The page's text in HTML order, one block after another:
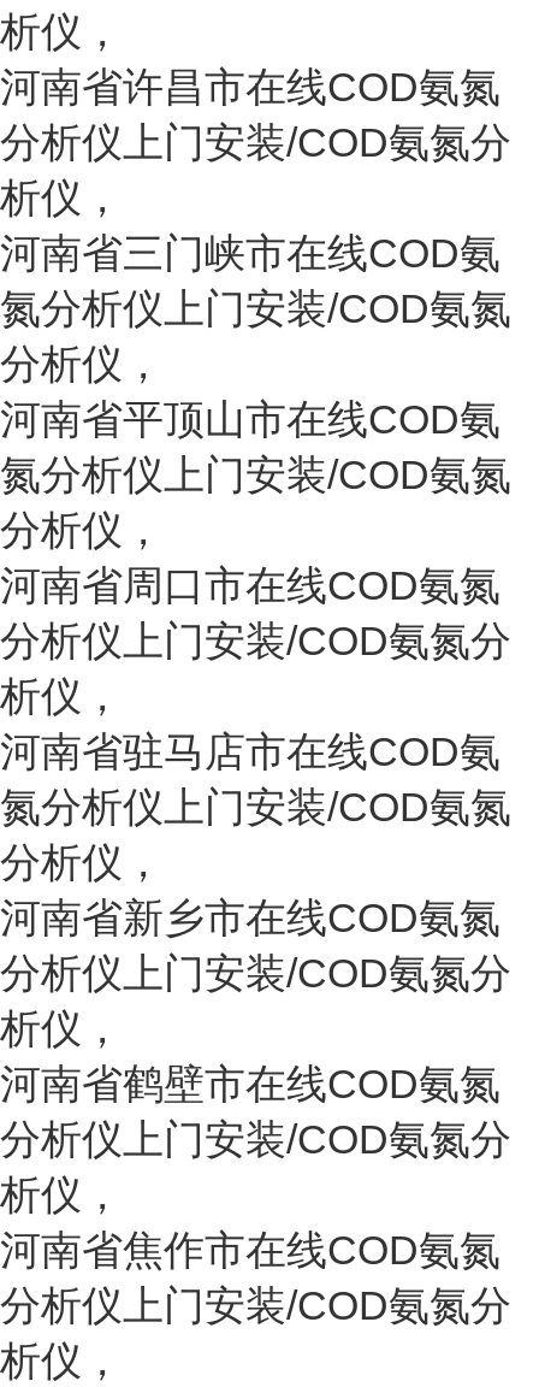
析仪 ，
河南省许昌市在线COD氨氮
分析仪上门安装/COD氨氮分
析仪 ，
河南省三门峡市在线COD氨
氮分析仪上门安装/COD氨氮
分析仪 ，
河南省平顶山市在线COD氨
氮分析仪上门安装/COD氨氮
分析仪 ，
河南省周口市在线COD氨氮
分析仪上门安装/COD氨氮分
析仪 ，
河南省驻马店市在线COD氨
氮分析仪上门安装/COD氨氮
分析仪 ，
河南省新乡市在线COD氨氮
分析仪上门安装/COD氨氮分
析仪 ，
河南省鹤壁市在线COD氨氮
分析仪上门安装/COD氨氮分
析仪 ，
河南省焦作市在线COD氨氮
分析仪上门安装/COD氨氮分
析仪 ，